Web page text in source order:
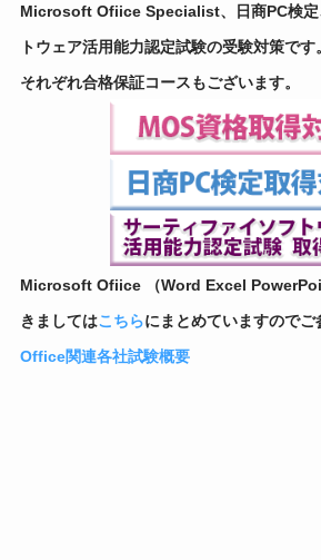
Microsoft Ofiice Specialist、日商PC検定
トウェア活用能力認定試験の受験対策です。
それぞれ合格保証コースもございます。
Microsoft Ofiice （Word Excel
きましてはこちらにまとめていますのでご
Office関連各社試験概要